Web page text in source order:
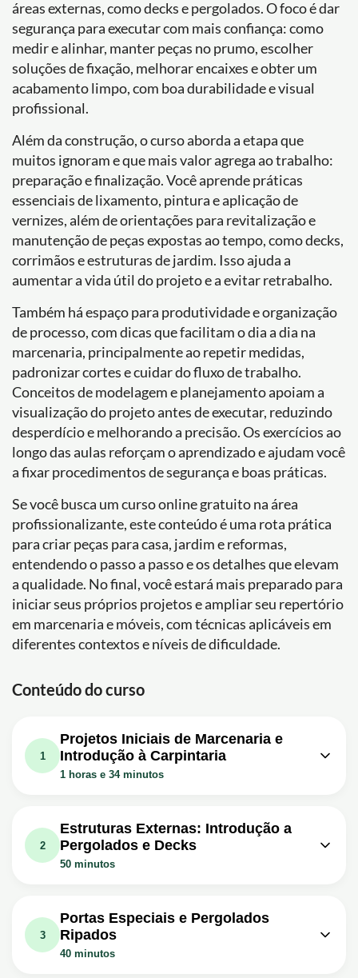
áreas externas, como decks e pergolados. O foco é dar
segurança para executar com mais confiança: como
medir e alinhar, manter peças no prumo, escolher
soluções de fixação, melhorar encaixes e obter um
acabamento limpo, com boa durabilidade e visual
profissional.
Além da construção, o curso aborda a etapa que
muitos ignoram e que mais valor agrega ao trabalho:
preparação e finalização. Você aprende práticas
essenciais de lixamento, pintura e aplicação de
vernizes, além de orientações para revitalização e
manutenção de peças expostas ao tempo, como decks,
corrimãos e estruturas de jardim. Isso ajuda a
aumentar a vida útil do projeto e a evitar retrabalho.
Também há espaço para produtividade e organização
de processo, com dicas que facilitam o dia a dia na
marcenaria, principalmente ao repetir medidas,
padronizar cortes e cuidar do fluxo de trabalho.
Conceitos de modelagem e planejamento apoiam a
visualização do projeto antes de executar, reduzindo
desperdício e melhorando a precisão. Os exercícios ao
longo das aulas reforçam o aprendizado e ajudam você
a fixar procedimentos de segurança e boas práticas.
Se você busca um curso online gratuito na área
profissionalizante, este conteúdo é uma rota prática
para criar peças para casa, jardim e reformas,
entendendo o passo a passo e os detalhes que elevam
a qualidade. No final, você estará mais preparado para
iniciar seus próprios projetos e ampliar seu repertório
em marcenaria e móveis, com técnicas aplicáveis em
diferentes contextos e níveis de dificuldade.
Conteúdo do curso
1
Projetos Iniciais de Marcenaria e
Introdução à Carpintaria
1 horas e 34 minutos
Marcenaria e Carpintaria - Aula 01 -
Banco de Jardim Estilo Industrial
Exercício: Qual foi o projeto apresentado no vídeo?
Luminária Pendente Estilo Industrial
Exercício: Qual é o procedimento de segurança
importante ao usar uma serra circular de bancada?
2
Estruturas Externas: Introdução a
Pergolados e Decks
50 minutos
pergolado? Como se chamam as
madeiras que vão em um Pergolado?
Exercício: Qual é a principal característica de um
3
Portas Especiais e Pergolados
Ripados
40 minutos